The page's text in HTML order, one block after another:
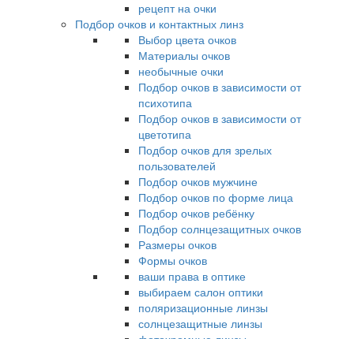
рецепт на очки
Подбор очков и контактных линз
Выбор цвета очков
Материалы очков
необычные очки
Подбор очков в зависимости от
психотипа
Подбор очков в зависимости от
цветотипа
Подбор очков для зрелых
пользователей
Подбор очков мужчине
Подбор очков по форме лица
Подбор очков ребёнку
Подбор солнцезащитных очков
Размеры очков
Формы очков
ваши права в оптике
выбираем салон оптики
поляризационные линзы
солнцезащитные линзы